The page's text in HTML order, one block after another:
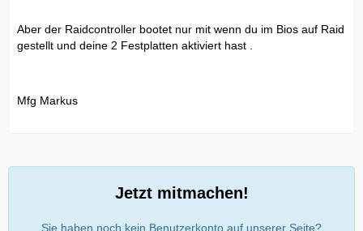
Aber der Raidcontroller bootet nur mit wenn du im Bios auf Raid
gestellt und deine 2 Festplatten aktiviert hast .
Mfg Markus
Jetzt mitmachen!
Sie haben noch kein Benutzerkonto auf unserer Seite?